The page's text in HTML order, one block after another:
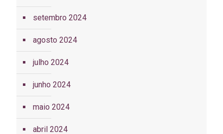
setembro 2024
agosto 2024
julho 2024
junho 2024
maio 2024
abril 2024